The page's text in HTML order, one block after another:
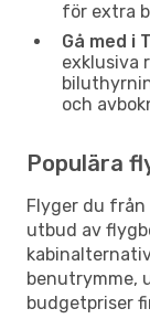
för extra
Gå med i
exklusiva
och
Populära
Flyger du
utbud av
benutrymme,
budgetpriser